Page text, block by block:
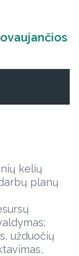
kelių
planų
užduočių